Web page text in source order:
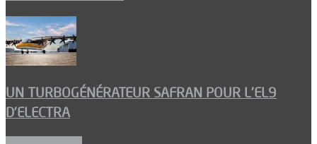
UN TURBOGÉNÉRATEUR SAFRAN POUR L’EL9
D’ELECTRA